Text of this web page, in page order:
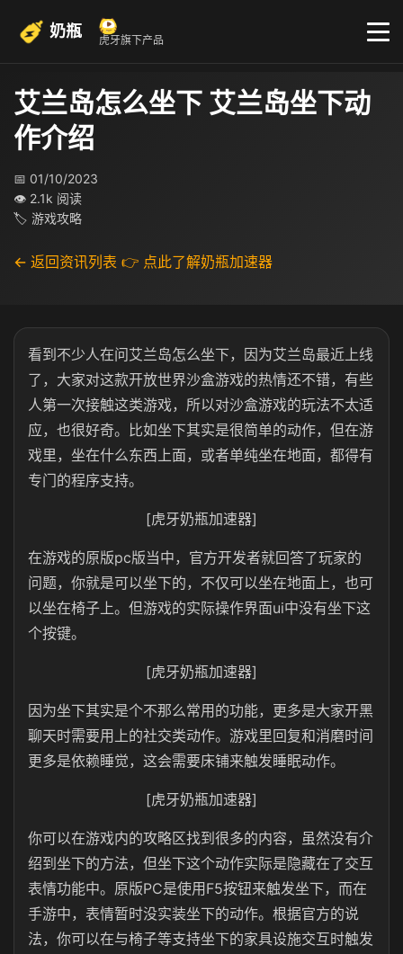
奶瓶 虎牙旗下产品
艾兰岛怎么坐下 艾兰岛坐下动
作介绍
📅 01/10/2023
👁 2.1k 阅读
🏷 游戏攻略
← 返回资讯列表 👉 点此了解奶瓶加速器
看到不少人在问艾兰岛怎么坐下，因为艾兰岛最近上线
了，大家对这款开放世界沙盒游戏的热情还不错，有些
人第一次接触这类游戏，所以对沙盒游戏的玩法不太适
应，也很好奇。比如坐下其实是很简单的动作，但在游
戏里，坐在什么东西上面，或者单纯坐在地面，都得有
专门的程序支持。
[虎牙奶瓶加速器]
在游戏的原版pc版当中，官方开发者就回答了玩家的
问题，你就是可以坐下的，不仅可以坐在地面上，也可
以坐在椅子上。但游戏的实际操作界面ui中没有坐下这
个按键。
[虎牙奶瓶加速器]
因为坐下其实是个不那么常用的功能，更多是大家开黑
聊天时需要用上的社交类动作。游戏里回复和消磨时间
更多是依赖睡觉，这会需要床铺来触发睡眠动作。
[虎牙奶瓶加速器]
你可以在游戏内的攻略区找到很多的内容，虽然没有介
绍到坐下的方法，但坐下这个动作实际是隐藏在了交互
表情功能中。原版PC是使用F5按钮来触发坐下，而在
手游中，表情暂时没实装坐下的动作。根据官方的说
法，你可以在与椅子等支持坐下的家具设施交互时触发